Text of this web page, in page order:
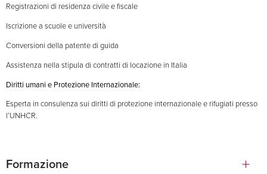
Registrazioni di residenza civile e fiscale
Iscrizione a scuole e università
Conversioni della patente di guida
Assistenza nella stipula di contratti di locazione in Italia
Diritti umani e Protezione Internazionale:
Esperta in consulenza sui diritti di protezione internazionale e rifugiati presso
l’UNHCR.
Formazione